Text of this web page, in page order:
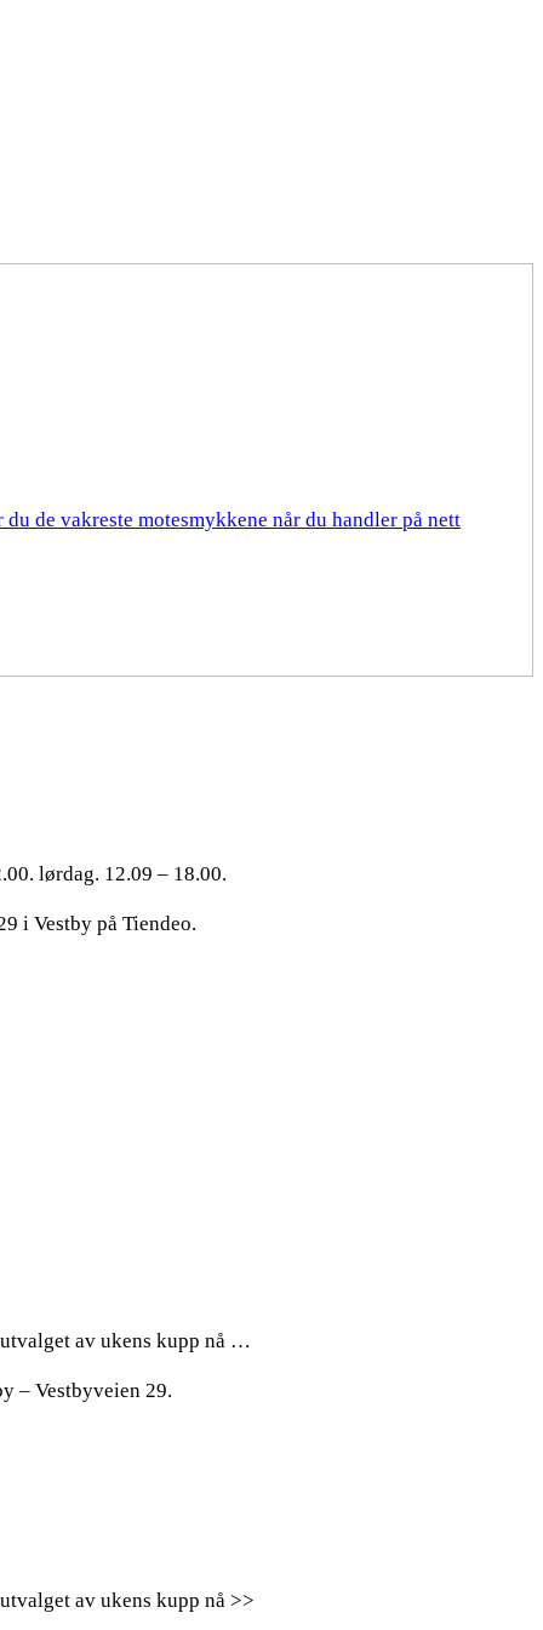
de vakreste motesmykkene når du handler på nett
lørdag. 12.09 – 18.00.
i Vestby på Tiendeo.
av ukens kupp nå …
– Vestbyveien 29.
av ukens kupp nå >>